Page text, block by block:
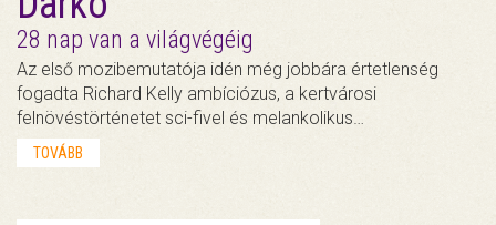
28 nap van a világvégéig
Az első mozibemutatója idén még jobbára értetlenség
fogadta Richard Kelly ambíciózus, a kertvárosi
felnövéstörténetet sci-fivel és melankolikus…
TOVÁBB